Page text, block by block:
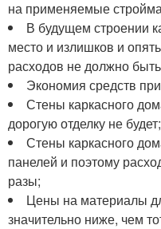
на применяемые
В будущем строении
место и излишков и
расходов не должно
Экономия средств
Стены каркасного
дорогую отделку не будет;
Стены каркасного
панелей и поэтому
разы;
Цены на материалы
значительно ниже, чем